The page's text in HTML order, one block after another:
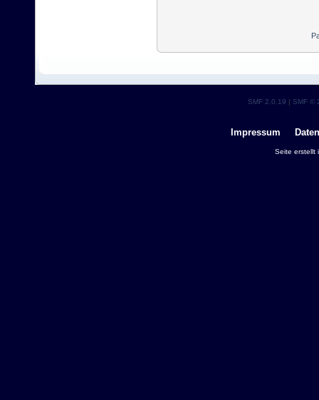
SMF 2.0.19 | SMF ©
Impressum
Seite erstellt